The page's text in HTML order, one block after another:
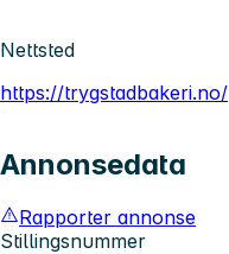
Nettsted
https://trygstadbakeri.no/
Annonsedata
Rapporter annonse
Stillingsnummer